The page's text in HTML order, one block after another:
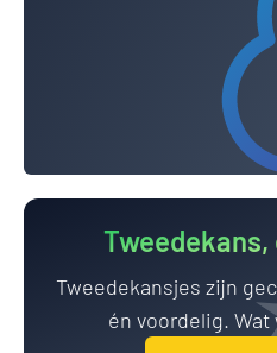
Tweedekansjes zijn
én voordelig.